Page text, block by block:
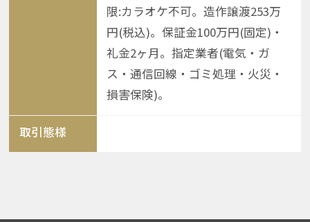
限:カラオケ不可。造作譲渡253万
円(税込)。保証金100万円(固定)・
礼金2ヶ月。指定業者(電気・ガ
ス・通信回線・ゴミ処理・火災・
損害保険)。
取引態様